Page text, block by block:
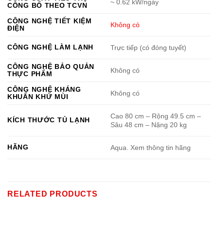
CÔNG BỐ THEO TCVN
~ 0.62 kW/ngày
CÔNG NGHỆ TIẾT KIỆM
ĐIỆN
Không có
CÔNG NGHỆ LÀM LẠNH Trực tiếp (có đóng tuyết)
CÔNG NGHỆ BẢO QUẢN
THỰC PHẨM
Không có
CÔNG NGHỆ KHÁNG
KHUẨN KHỬ MÙI
Không có
KÍCH THƯỚC TỦ LẠNH
Cao 80 cm – Rộng 49.5 cm –
Sâu 48 cm – Nặng 20 kg
HÃNG Aqua. Xem thông tin hãng
RELATED PRODUCTS